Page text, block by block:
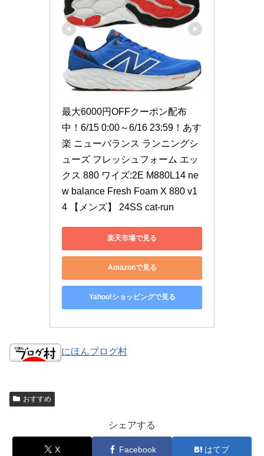
最大6000円OFFクーポン配布
中！6/15 0:00～6/16 23:59！あす
楽 ニューバランス ランニングシ
ューズ フレッシュフォーム エッ
クス 880 ワイズ:2E M880L14 ne
w balance Fresh Foam X 880 v1
4 【メンズ】 24SS cat-run
楽天市場で見る
Amazonで見る
Yahoo!ショッピングで見る
にほんブログ村
おすすめ
シェアする
X Facebook はてブ